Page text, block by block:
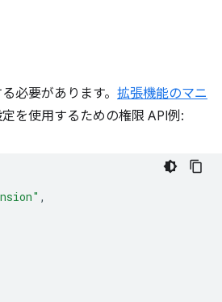
必要があります。 拡張機能のマニ
を使用するための権限 API例:
,